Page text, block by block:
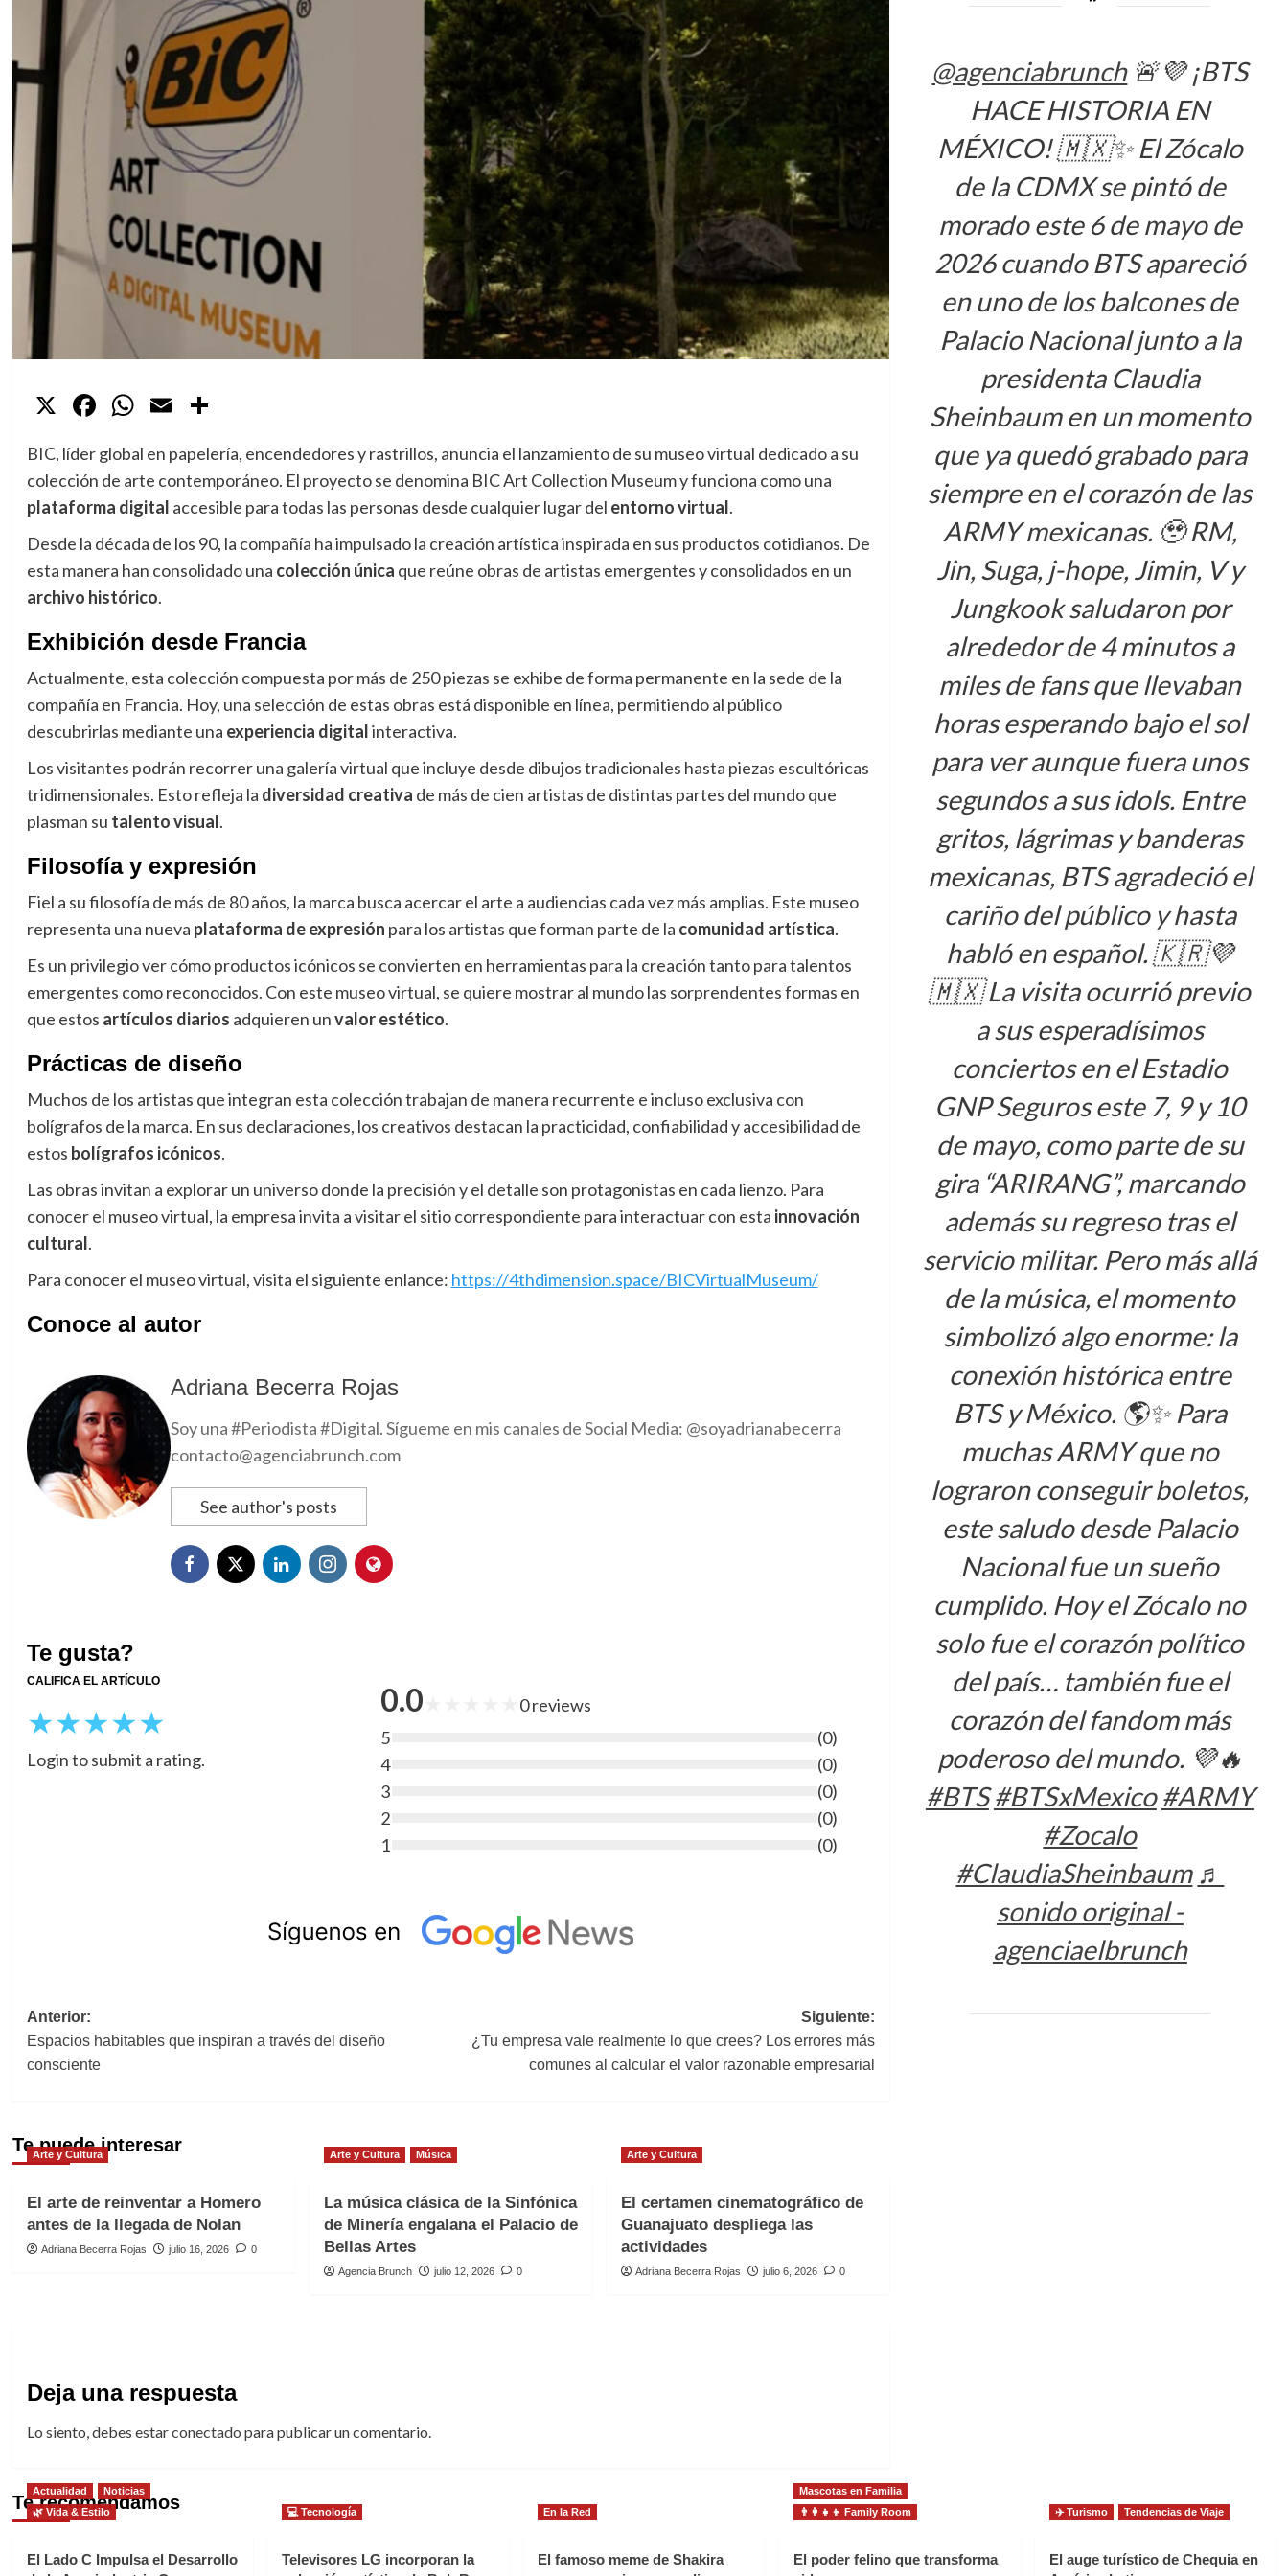
X Facebook
WhatsApp
Email
BIC, líder global en papelería, encendedores y rastrillos, anuncia el lanzamiento de su museo virtual dedicado a su
colección de arte contemporáneo. El proyecto se denomina BIC Art Collection Museum y funciona como una
plataforma digital accesible para todas las personas desde cualquier lugar del entorno virtual.
Desde la década de los 90, la compañía ha impulsado la creación artística inspirada en sus productos cotidianos. De
esta manera han consolidado una colección única que reúne obras de artistas emergentes y consolidados en un
archivo histórico.
Exhibición desde Francia
Actualmente, esta colección compuesta por más de 250 piezas se exhibe de forma permanente en la sede de la
compañía en Francia. Hoy, una selección de estas obras está disponible en línea, permitiendo al público
descubrirlas mediante una experiencia digitalinteractiva.
Los visitantes podrán recorrer una galería virtual que incluye desde dibujos tradicionales hasta piezas escultóricas
tridimensionales. Esto refleja la diversidad creativa de más de cien artistas de distintas partes del mundo que
plasman su talento visual.
Filosofía y expresión
Fiel a su filosofía de más de 80 años, la marca busca acercar el arte a audiencias cada vez más amplias. Este museo
representa una nueva plataforma de expresión para los artistas que forman parte de la comunidad artística.
Es un privilegio ver cómo productos icónicos se convierten en herramientas para la creación tanto para talentos
emergentes como reconocidos. Con este museo virtual, se quiere mostrar al mundo las sorprendentes formas en
que estos artículos diarios adquieren unvalor estético.
Prácticas de diseño
Muchos de los artistas que integran esta colección trabajan de manera recurrente e incluso exclusiva con
bolígrafos de la marca. En sus declaraciones, los creativos destacan la practicidad, confiabilidad y accesibilidad de
estos bolígrafos icónicos.
Las obras invitan a explorar un universo donde la precisión y el detalle son protagonistas en cada lienzo. Para
conocer el museo virtual, la empresa invita a visitar el sitio correspondiente para interactuar con esta innovación
cultural.
Para conocer el museo virtual, visita el siguiente enlance: https://4thdimension.space/BICVirtualMuseum/
Conoce al autor
Adriana Becerra Rojas
Soy una #Periodista #Digital. Sígueme en mis canales de Social Media: @soyadrianabecerra
contacto@agenciabrunch.com
See author's posts
Te gusta?
CALIFICA EL ARTÍCULO
★★★★★
Login to submit a rating.
0.0 0 reviews
5
(0)
4
(0)
3
(0)
2
(0)
1
(0)
Navegación
de
Anterior:
Espacios habitables que inspiran a través del diseño
consciente
Siguiente:
¿Tu empresa vale realmente lo que crees? Los errores más
comunes al calcular el valor razonable empresarial
Te puede interesar
Arte y Cultura
El arte de reinventar a Homero
antes de la llegada de Nolan
Adriana Becerra Rojas julio 16, 2026 0
Arte y Cultura Música
La música clásica de la Sinfónica
de Minería engalana el Palacio de
Bellas Artes
Agencia Brunch julio 12, 2026 0
Arte y Cultura
El certamen cinematográfico de
Guanajuato despliega las
actividades
Adriana Becerra Rojas julio 6, 2026 0
Deja una respuesta
Lo siento, debes estarconectado para publicar un comentario.
@agenciabrunch🚨💜 ¡BTS
HACE HISTORIA EN
MÉXICO! 🇲🇽✨ El Zócalo
de la CDMX se pintó de
morado este 6 de mayo de
2026 cuando BTS apareció
en uno de los balcones de
Palacio Nacional junto a la
presidenta Claudia
Sheinbaum en un momento
que ya quedó grabado para
siempre en el corazón de las
ARMY mexicanas. 🥹 RM,
Jin, Suga, j-hope, Jimin, V y
Jungkook saludaron por
alrededor de 4 minutos a
miles de fans que llevaban
horas esperando bajo el sol
para ver aunque fuera unos
segundos a sus idols. Entre
gritos, lágrimas y banderas
mexicanas, BTS agradeció el
cariño del público y hasta
habló en español. 🇰🇷💜
🇲🇽 La visita ocurrió previo
a sus esperadísimos
conciertos en el Estadio
GNP Seguros este 7, 9 y 10
de mayo, como parte de su
gira “ARIRANG”, marcando
además su regreso tras el
servicio militar. Pero más allá
de la música, el momento
simbolizó algo enorme: la
conexión histórica entre
BTS y México. 🌎✨ Para
muchas ARMY que no
lograron conseguir boletos,
este saludo desde Palacio
Nacional fue un sueño
cumplido. Hoy el Zócalo no
solo fue el corazón político
del país… también fue el
corazón del fandom más
poderoso del mundo. 💜🔥
#BTS #BTSxMexico #ARMY
#Zocalo
#ClaudiaSheinbaum ♬
sonido original -
agenciaelbrunch
Te recomendamos
Actualidad
Noticias
🌿 Vida & Estilo
El Lado C Impulsa el Desarrollo
💻 Tecnología
Televisores LG incorporan la
En la Red
El famoso meme de Shakira
Mascotas en Familia
👨‍👩‍👧‍👦 Family Room
El poder felino que transforma
✈️ Turismo Tendencias de Viaje
El auge turístico de Chequia en